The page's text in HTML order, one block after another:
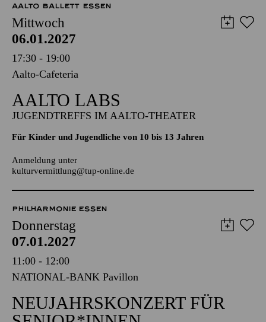
AALTO MUSIKTHEATER
AALTO BALLETT ESSEN
Mittwoch
06.01.2027
17:30 - 19:00
Aalto-Cafeteria
AALTO LABS
Für Kinder und Jugendliche von 10 bis 13 Jahren
kulturvermittlung@tup-online.de
PHILHARMONIE ESSEN
Donnerstag
07.01.2027
11:00 - 12:00
NATIONAL-BANK Pavillon